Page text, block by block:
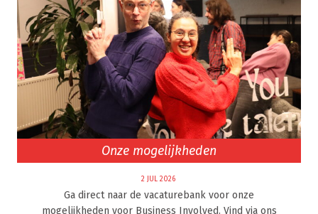
Onze mogelijkheden
2 JUL 2026
Ga direct naar de vacaturebank voor onze
mogelijkheden voor Business Involved. Vind via ons